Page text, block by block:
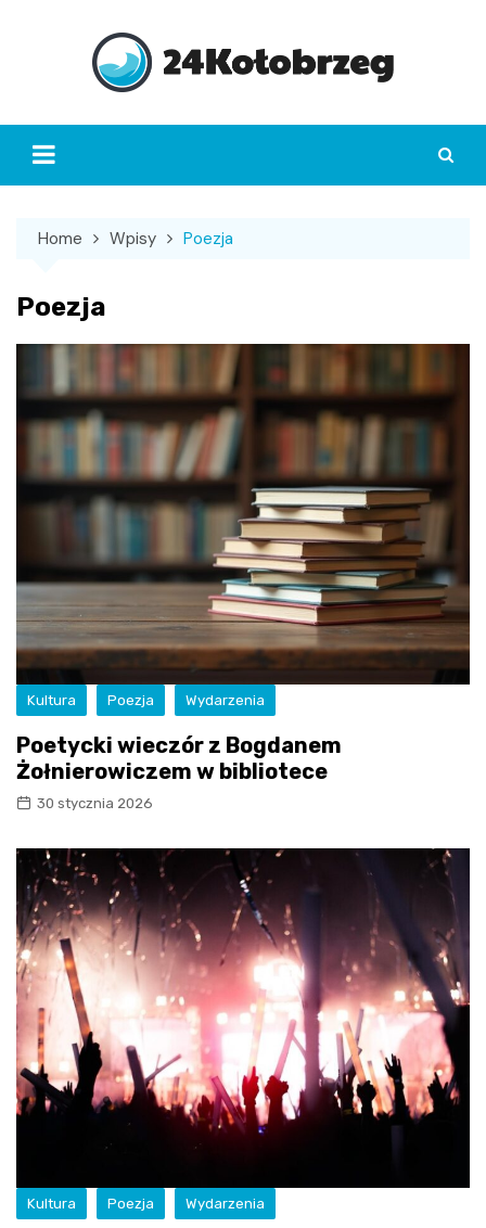
Home Wpisy Poezja
Poezja
Kultura Poezja Wydarzenia
Poetycki wieczór z Bogdanem
Żołnierowiczem w bibliotece
30 stycznia 2026
Kultura Poezja Wydarzenia